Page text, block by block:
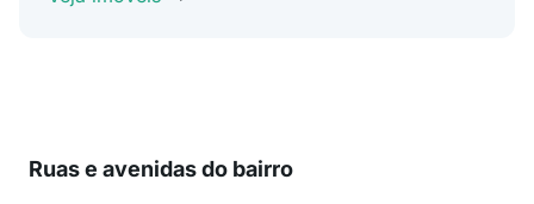
Ruas e avenidas do bairro